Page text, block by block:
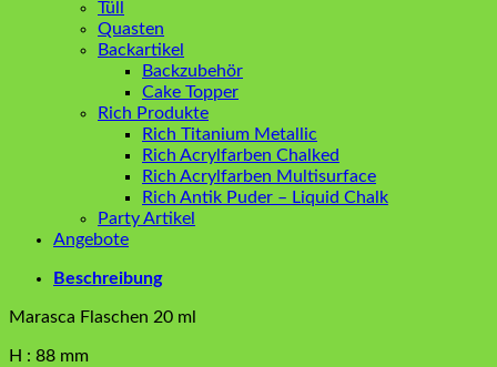
Tüll
Quasten
Backartikel
Backzubehör
Cake Topper
Rich Produkte
Rich Titanium Metallic
Rich Acrylfarben Chalked
Rich Acrylfarben Multisurface
Rich Antik Puder – Liquid Chalk
Party Artikel
Angebote
Beschreibung
Marasca Flaschen 20 ml
H : 88 mm